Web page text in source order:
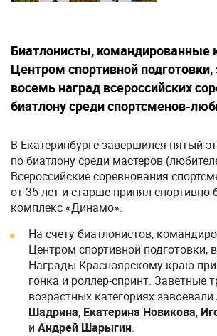
Биатлонисты, командированные
Центром спортивной подготовки,
восемь наград всероссийских
биатлону среди спортсменов-
В Екатеринбурге завершился пятый
по биатлону среди мастеров
Всероссийские соревнования
от 35 лет и старше принял
комплекс «Динамо».
На счету биатлонистов,
Центром спортивной подготовки,
Награды Красноярскому краю
гонка и роллер-спринт. Заветные
возрастных категориях завоевали
Шадрина, Екатерина Новикова,
и Андрей Шарыгин.